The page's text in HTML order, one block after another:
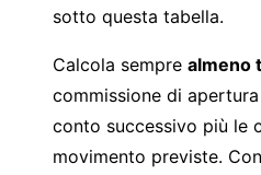
sotto questa tabella.
Calcola sempre almeno
commissione di
conto successivo più le
movimento previste.